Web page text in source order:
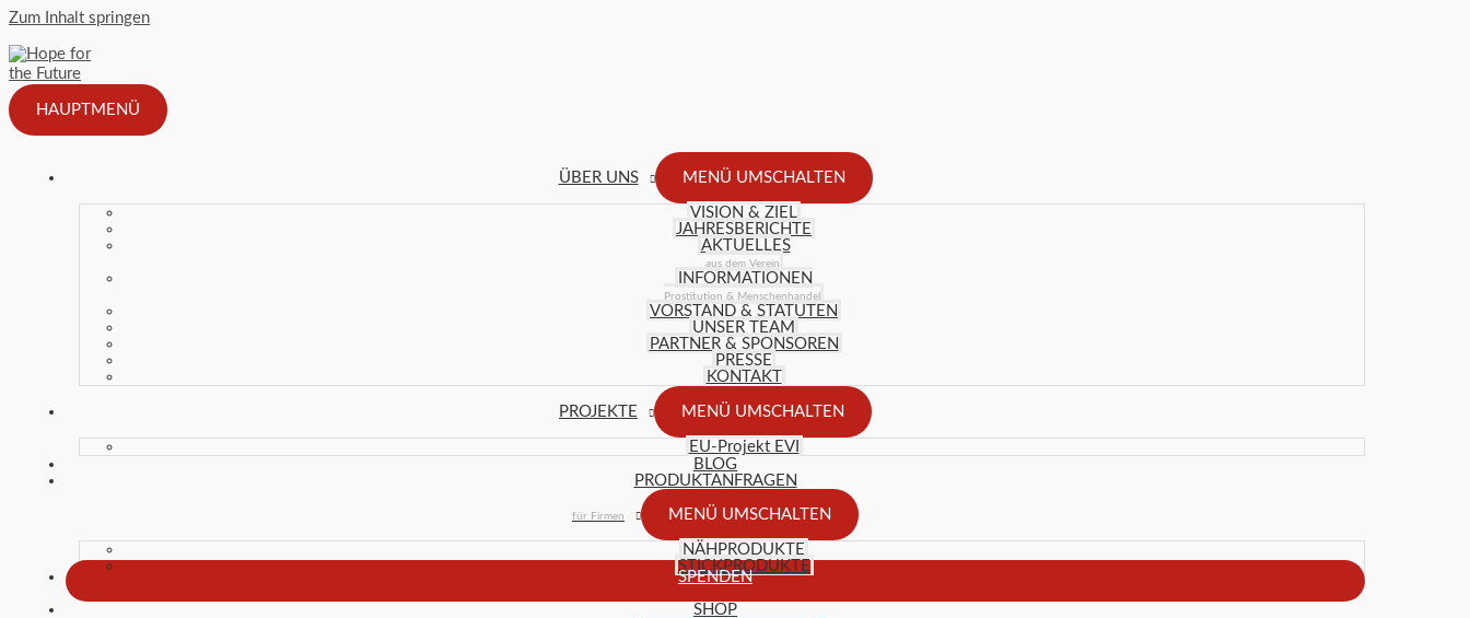
Zum Inhalt springen
HAUPTMENÜ
ÜBER UNS MENÜ UMSCHALTEN
VISION & ZIEL
JAHRESBERICHTE
AKTUELLES
aus dem Verein
INFORMATIONEN
Prostitution & Menschenhandel
VORSTAND & STATUTEN
UNSER TEAM
PARTNER & SPONSOREN
PRESSE
KONTAKT
PROJEKTE MENÜ UMSCHALTEN
EU-Projekt EVI
BLOG
PRODUKTANFRAGEN
für Firmen MENÜ UMSCHALTEN
NÄHPRODUKTE
STICKPRODUKTE
SPENDEN
SHOP